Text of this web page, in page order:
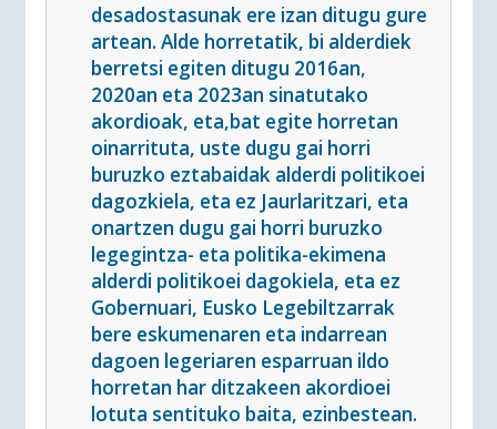
desadostasunak ere izan ditugu gure
artean. Alde horretatik, bi alderdiek
berretsi egiten ditugu 2016an,
2020an eta 2023an sinatutako
akordioak, eta,bat egite horretan
oinarrituta, uste dugu gai horri
buruzko eztabaidak alderdi politikoei
dagozkiela, eta ez Jaurlaritzari, eta
onartzen dugu gai horri buruzko
legegintza- eta politika-ekimena
alderdi politikoei dagokiela, eta ez
Gobernuari, Eusko Legebiltzarrak
bere eskumenaren eta indarrean
dagoen legeriaren esparruan ildo
horretan har ditzakeen akordioei
lotuta sentituko baita, ezinbestean.